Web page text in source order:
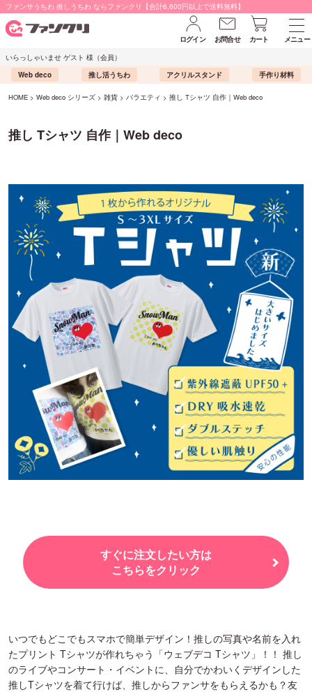
ファンサうちわ 推しうちわ ならファンクリ【合計6,600円以上で送料無料】
ログイン お問合せ カート
メニュー
いらっしゃいませ ゲスト 様（会員）
Web deco
推し活うちわ アクリルスタンド 手作り材料
HOME Web deco シリーズ 雑貨 バラエティ 推し Tシャツ 自作｜Web deco
推し Tシャツ 自作｜Web deco
すぐに注文したい方は
こちらをクリック
いつでもどこでもスマホで簡単デザイン！推しの写真や名前を入れ
たプリント Tシャツが作れちゃう「ウェブデコ Tシャツ」！！ 推し
のライブやコンサート・イベントに、自分でかわいくデザインした
推しTシャツを着て行けば、推しからファンサをもらえるかも？友